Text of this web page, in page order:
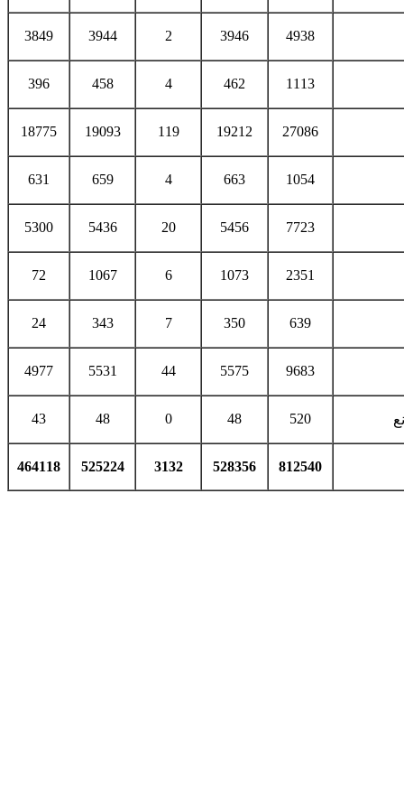
4938
3946
2
3944
3849
1113
462
4
458
396
27086
19212
119
19093
18775
1054
663
4
659
631
7723
5456
20
5436
5300
2351
1073
6
1067
72
639
350
7
343
24
9683
5575
44
5531
4977
520
48
0
48
43
812540
528356
3132
525224
464118